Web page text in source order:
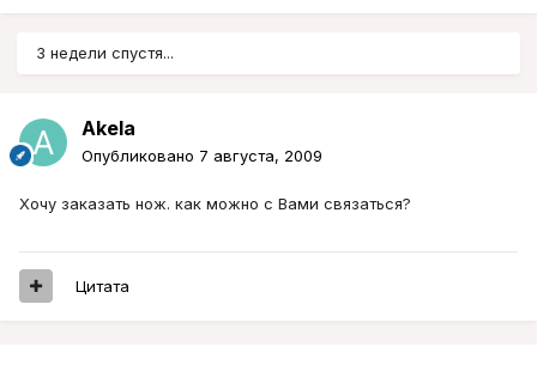
3 недели спустя...
Akela
Опубликовано 7 августа, 2009
Хочу заказать нож. как можно с Вами связаться?
Цитата